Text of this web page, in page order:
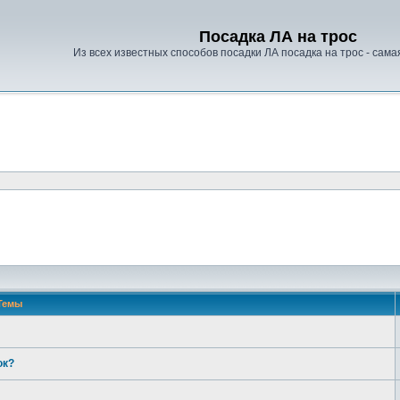
Посадка ЛА на трос
Из всех известных способов посадки ЛА посадка на трос -